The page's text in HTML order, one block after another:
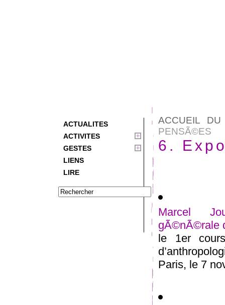
ACTUALITES
ACTIVITES
GESTES
LIENS
LIRE
ACCUEIL
PENSÃ©ES
6.
Marcel
gÃ©nÃ©rale
le 1er
Paris, le 7